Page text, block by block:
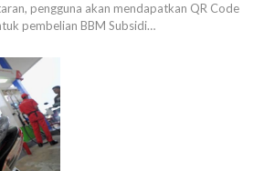
pengguna akan mendapatkan QR Code
pembelian BBM Subsidi…